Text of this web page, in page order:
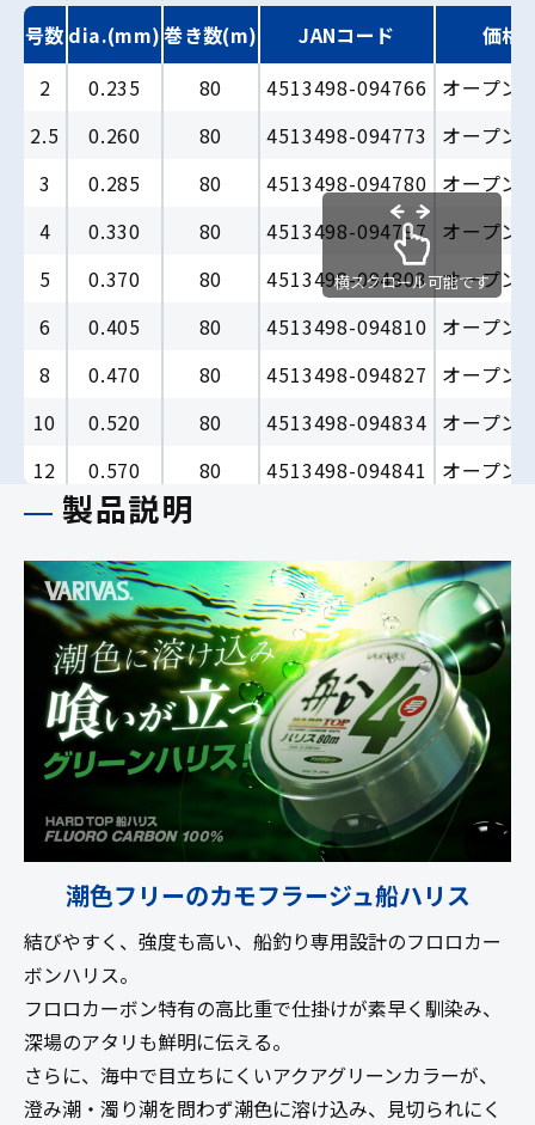
号数 dia.(mm)巻き数(m) JANコード
価格
2
0.235 80 4513498-094766 オープン
2.5
0.260 80 4513498-094773
オープン
3
0.285 80 4513498-094780 オープン
4
0.330 80 4513498-094797 オープン
5
0.370 80 4513498-094803 オープン
6
0.405 80 4513498-094810 オープン
8
0.470 80 4513498-094827
オープン
10
0.520 80 4513498-094834 オープン
12
0.570 80 4513498-094841
オープン
14
0.620
16
0.660 80 4513498-094865 オープン
18
0.700 60 4513498-094872
オープン
20
0.740 60 4513498-094889 オープン
横スクロール可能です
製品説明
潮色フリーのカモフラージュ船ハリス
結びやすく、強度も高い、船釣り専用設計のフロロカー
ボンハリス。
フロロカーボン特有の高比重で仕掛けが素早く馴染み、
深場のアタリも鮮明に伝える。
さらに、海中で目立ちにくいアクアグリーンカラーが、
澄み潮・濁り潮を問わず潮色に溶け込み、見切られにく